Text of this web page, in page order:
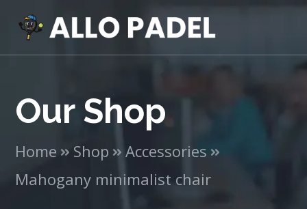
Our Shop
Home Shop
Accessories
Mahogany minimalist chair